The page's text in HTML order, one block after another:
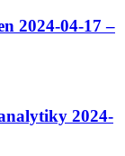
2024-04-17 –
2024-